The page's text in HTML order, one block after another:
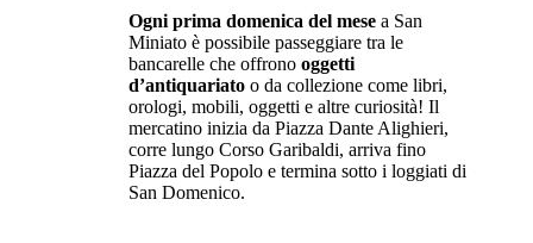
Ogni prima domenica del mese a San
Miniato è possibile passeggiare tra le
bancarelle che offrono oggetti
d’antiquariato o da collezione come libri,
orologi, mobili, oggetti e altre curiosità! Il
mercatino inizia da Piazza Dante Alighieri,
corre lungo Corso Garibaldi, arriva fino
Piazza del Popolo e termina sotto i loggiati di
San Domenico.